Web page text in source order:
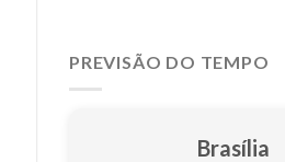
PREVISÃO DO TEMPO
Brasília